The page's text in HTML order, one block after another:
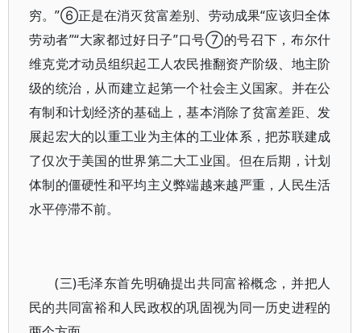
穷。”⑥正是在消灭贫富差别、劳动成果“应该归全体
劳动者”“大家都过好日子”口号⑦的号召下，布尔什
维克党才动员组织起工人农民推翻资产阶级、地主阶
级的统治，从而建立起第一个社会主义国家。并在公
有制和计划经济的基础上，基本消除了贫富差距、发
展起宏大的以重工业为主体的工业体系，把苏联建成
了仅次于美国的世界第二大工业国。但在后期，计划
体制的僵硬性和平均主义弊端越来越严重，人民生活
水平停滞不前。
(三)毛泽东首先明确提出共同富裕概念，并把人
民的共同富裕和人民政权的巩固视为同一历史进程的